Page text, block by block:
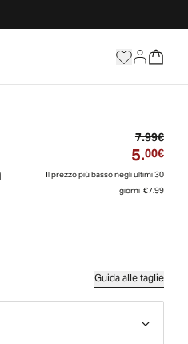
7.99€
5.00€
Il prezzo più basso negli ultimi 30
giorni€7.99
Guida alle taglie